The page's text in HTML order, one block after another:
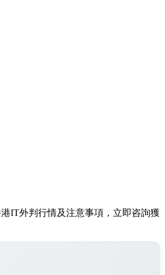
IT外判行情及注意事項，立即咨詢獲